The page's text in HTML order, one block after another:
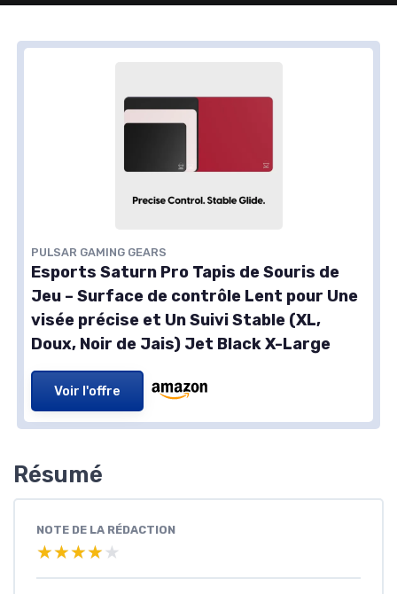
PULSAR GAMING GEARS
Esports Saturn Pro Tapis de Souris de
Jeu – Surface de contrôle Lent pour Une
visée précise et Un Suivi Stable (XL,
Doux, Noir de Jais) Jet Black X-Large
Voir l'offre
Résumé
NOTE DE LA RÉDACTION
★★★★★
★★★★★